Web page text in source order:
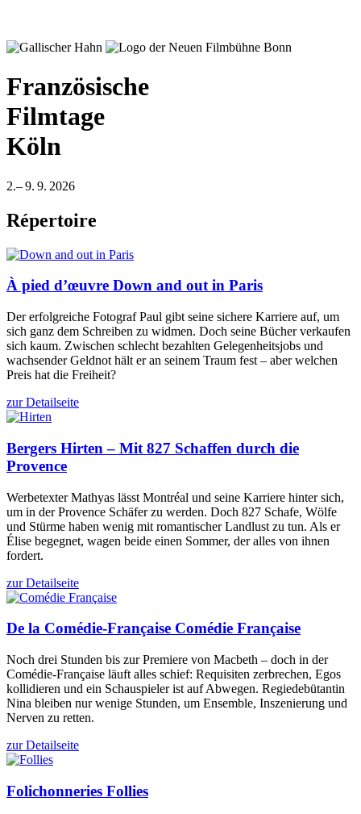
Französische
Filmtage
Köln
2.– 9. 9. 2026
Répertoire
À pied d’œuvre Down and out in Paris
Der erfolgreiche Fotograf Paul gibt seine sichere Karriere auf, um
sich ganz dem Schreiben zu widmen. Doch seine Bücher verkaufen
sich kaum. Zwischen schlecht bezahlten Gelegenheitsjobs und
wachsender Geldnot hält er an seinem Traum fest – aber welchen
Preis hat die Freiheit?
zur Detailseite
Bergers Hirten – Mit 827 Schaffen durch die
Provence
Werbetexter Mathyas lässt Montréal und seine Karriere hinter sich,
um in der Provence Schäfer zu werden. Doch 827 Schafe, Wölfe
und Stürme haben wenig mit romantischer Landlust zu tun. Als er
Élise begegnet, wagen beide einen Sommer, der alles von ihnen
fordert.
zur Detailseite
De la Comédie-Française Comédie Française
Noch drei Stunden bis zur Premiere von Macbeth – doch in der
Comédie-Française läuft alles schief: Requisiten zerbrechen, Egos
kollidieren und ein Schauspieler ist auf Abwegen. Regiedebütantin
Nina bleiben nur wenige Stunden, um Ensemble, Inszenierung und
Nerven zu retten.
zur Detailseite
Folichonneries Follies